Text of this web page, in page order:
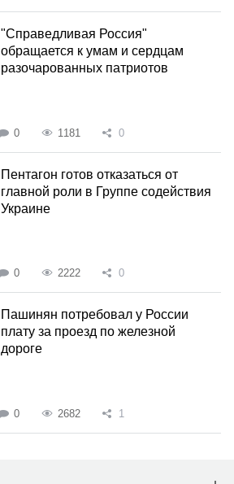
"Справедливая Россия"
обращается к умам и сердцам
разочарованных патриотов
0 1181 0
Пентагон готов отказаться от
главной роли в Группе содействия
Украине
0 2222 0
Пашинян потребовал у России
плату за проезд по железной
дороге
0 2682 1